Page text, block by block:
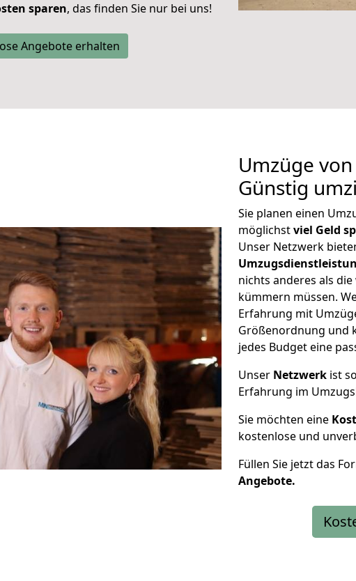
sparen, das finden Sie nur bei uns!
Angebote erhalten
Umzüge
Günstig
Sie planen einen
möglichstviel Geld
Unser Netzwerk
nichts anderes als
kümmern müssen.
Erfahrung mit
Größenordnung und
jedes Budget eine
Unser Netzwerk ist
Erfahrung im
Sie möchten eine
kostenlose und
Füllen Sie jetzt das
Angebote.